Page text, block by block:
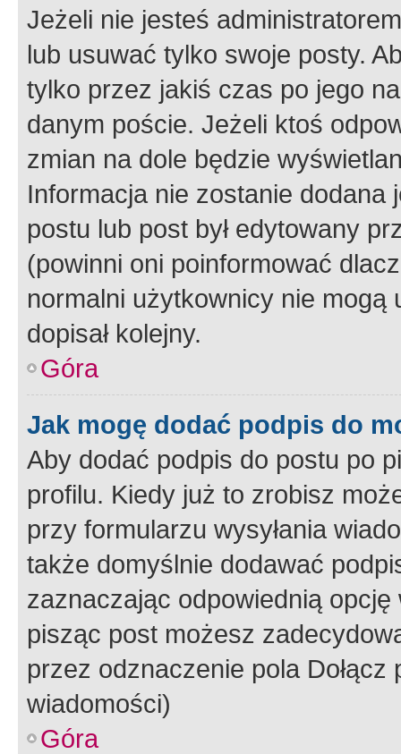
Jeżeli nie jesteś
lub usuwać tylko swoje posty.
tylko przez jakiś czas po jego
danym poście. Jeżeli ktoś
zmian na dole będzie
Informacja nie zostanie dodana
postu lub post był edytowany
(powinni oni poinformować
normalni użytkownicy nie
dopisał kolejny.
Góra
Jak mogę dodać podpis do
Aby dodać podpis do postu po
profilu. Kiedy już to zrobisz
przy formularzu wysyłania
także domyślnie dodawać
zaznaczając odpowiednią
pisząc post możesz
przez odznaczenie pola
wiadomości)
Góra